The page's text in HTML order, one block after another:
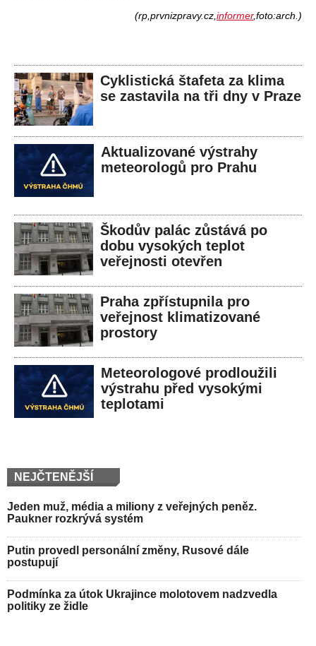
(rp,prvnizpravy.cz,informer,foto:arch.)
Cyklistická štafeta za klima
se zastavila na tři dny v Praze
Aktualizované výstrahy
meteorologů pro Prahu
Škodův palác zůstává po
dobu vysokých teplot
veřejnosti otevřen
Praha zpřístupnila pro
veřejnost klimatizované
prostory
Meteorologové prodloužili
výstrahu před vysokými
teplotami
NEJČTENĚJŠÍ
Jeden muž, média a miliony z veřejných peněz.
Paukner rozkrývá systém
Putin provedl personální změny, Rusové dále
postupují
Podmínka za útok Ukrajince molotovem nadzvedla
politiky ze židle